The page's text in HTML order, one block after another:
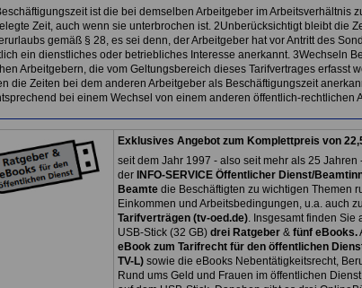
ist die bei demselben Arbeitgeber im Arbeitsverhältnis
Zeit, auch wenn sie unterbrochen ist. 2Unberücksichtigt bleibt die
gemäß § 28, es sei denn, der Arbeitgeber hat vor Antritt des
ein dienstliches oder betriebliches Interesse anerkannt. 3Wechseln
Arbeitgebern, die vom Geltungsbereich dieses Tarifvertrages erfasst
die Zeiten bei dem anderen Arbeitgeber als Beschäftigungszeit
bei einem Wechsel von einem anderen öffentlich-rechtlichen
Exklusives Angebot zum Komplettpreis von
seit dem Jahr 1997 - also seit mehr als 25 Jahren
der INFO-SERVICE Öffentlicher Dienst/
Beamtedie Beschäftigten zu wichtigen Themen
Einkommen und Arbeitsbedingungen, u.a. auch zu
Tarifverträgen (tv-oed.de). Insgesamt finden Sie
USB-Stick (32 GB) drei Ratgeber& fünf eBooks.
eBook zum Tarifrecht für den öffentlichen
TV-L)sowie die eBooks Nebentätigkeitsrecht,
Rund ums Geld und Frauen im öffentlichen